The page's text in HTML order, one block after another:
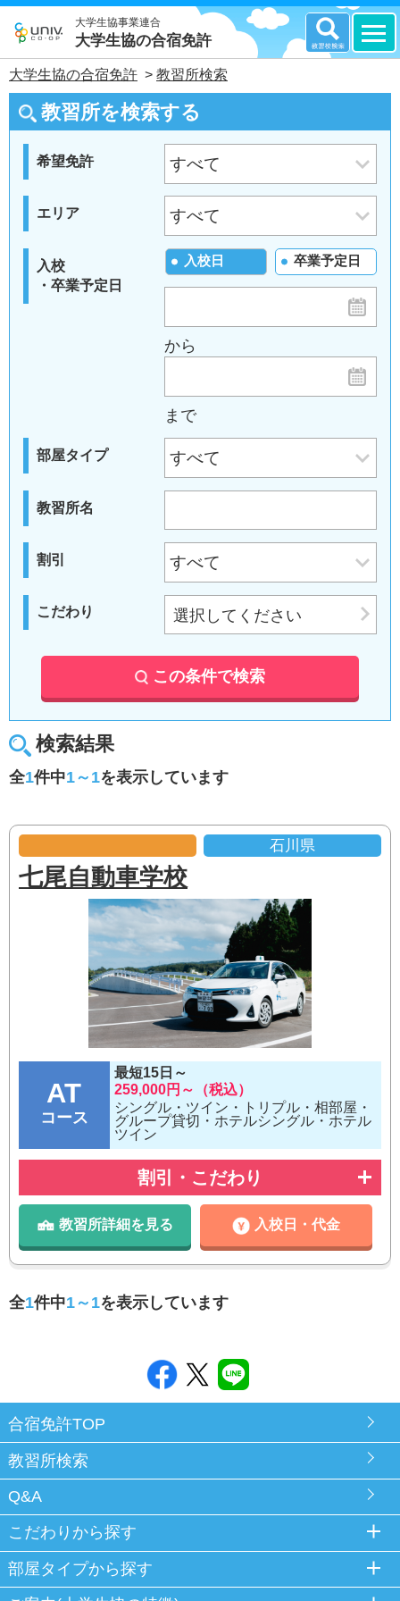
大学生協事業連合
大学生協の合宿免許
大学生協の合宿免許 > 教習所検索
教習所を検索する
希望免許
エリア
入校
・卒業予定日
入校日 卒業予定日
から
まで
部屋タイプ
教習所名
割引
こだわり 選択してください
この条件で検索
検索結果
全1件中1～1を表示しています
石川県
七尾自動車学校
AT
コース
最短15日～
259,000円～（税込）
シングル・ツイン・トリプル・相部屋・
グループ貸切・ホテルシングル・ホテル
ツイン
割引・こだわり
教習所詳細を見る 入校日・代金
全1件中1～1を表示しています
合宿免許TOP
教習所検索
Q&A
こだわりから探す
部屋タイプから探す